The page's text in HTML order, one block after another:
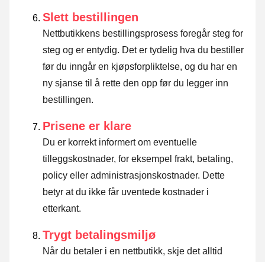
Slett bestillingen
Nettbutikkens bestillingsprosess foregår steg for
steg og er entydig. Det er tydelig hva du bestiller
før du inngår en kjøpsforpliktelse, og du har en
ny sjanse til å rette den opp før du legger inn
bestillingen.
Prisene er klare
Du er korrekt informert om eventuelle
tilleggskostnader, for eksempel frakt, betaling,
policy eller administrasjonskostnader. Dette
betyr at du ikke får uventede kostnader i
etterkant.
Trygt betalingsmiljø
Når du betaler i en nettbutikk, skje det alltid